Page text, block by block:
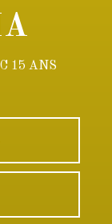
15 ANS